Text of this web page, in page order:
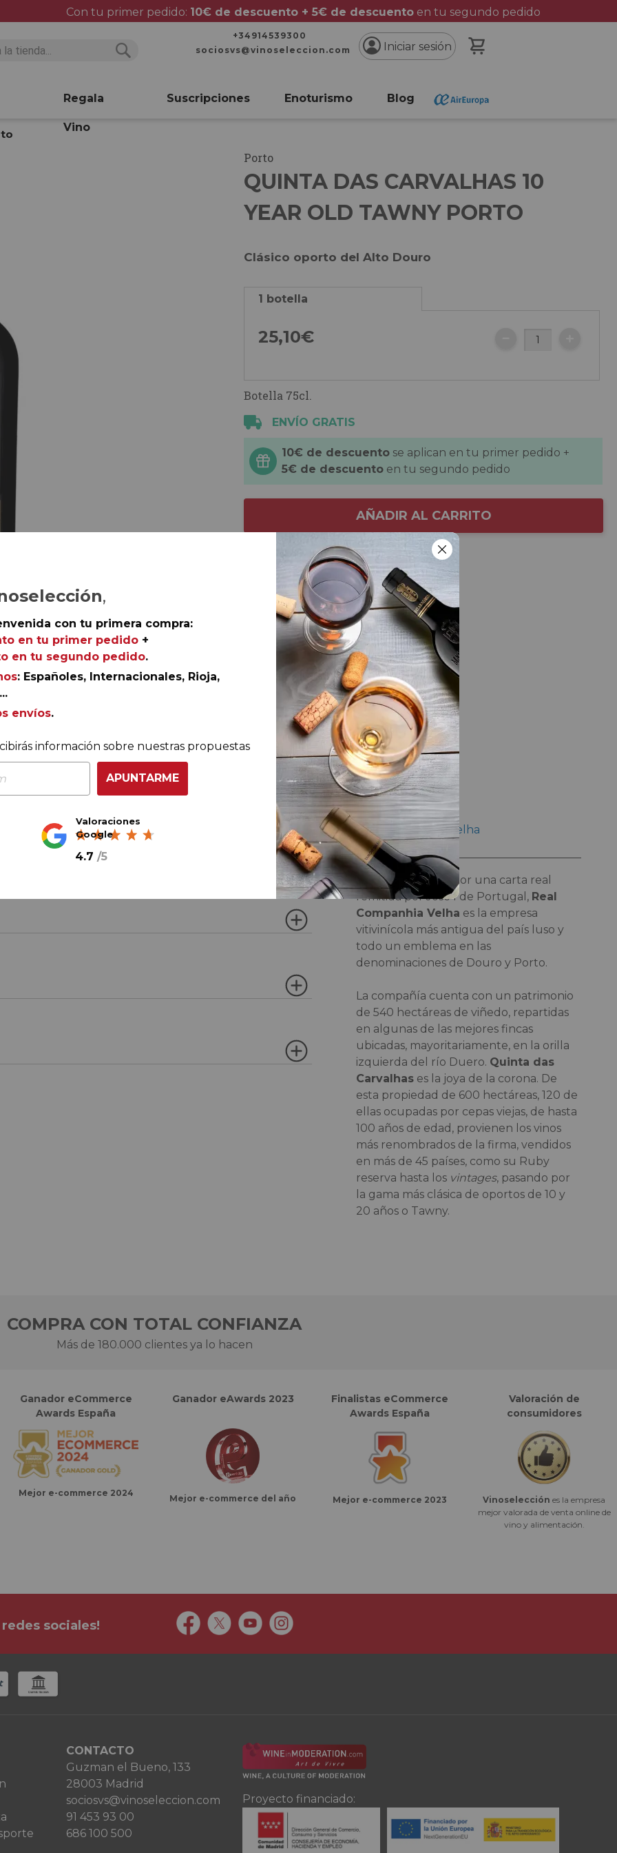
Con tu primer pedido: 10€ de descuento + 5€ de descuentoen tu segundo pedido
+34914539300
sociosvs@vinoseleccion.com
Iniciar sesión
Regala
Vino
Suscripciones Enoturismo Blog
Ref.
Porto
QUINTA DAS CARVALHAS 10
YEAR OLD TAWNY PORTO
Clásico oporto del Alto Douro
1 botella
25,10€
Botella 75cl.
ENVÍO GRATIS
10€ de descuento se aplican en tu primer pedido +
5€ de descuento en tu segundo pedido
AÑADIR AL CARRITO
parte de la línea clásica de vinos de la centenaria Real
de Portugal. Un magnífico oporto de la D.O.C. Douro
LA BODEGA
Bodega
Real Companhia Velha
Fundada en 1756 por una carta real
remitida por José I de Portugal, Real
Companhia Velha es la empresa
vitivinícola más antigua del país luso y
todo un emblema en las
denominaciones de Douro y Porto.
La compañía cuenta con un patrimonio
de 540 hectáreas de viñedo, repartidas
en algunas de las mejores fincas
ubicadas, mayoritariamente, en la orilla
izquierda del río Duero. Quinta das
Carvalhases la joya de la corona. De
esta propiedad de 600 hectáreas, 120 de
ellas ocupadas por cepas viejas, de hasta
100 años de edad, provienen los vinos
más renombrados de la firma, vendidos
en más de 45 países, como su Ruby
reserva hasta los vintages, pasando por
la gama más clásica de oportos de 10 y
20 años o Tawny.
COMPRA CON TOTAL CONFIANZA
Más de 180.000 clientes ya lo hacen
Ganador eCommerce
Awards España
Mejor e-commerce 2024
Ganador eAwards 2023
Mejor e-commerce del año
Finalistas eCommerce
Awards España
Mejor e-commerce 2023
Valoración de
consumidores
Vinoselección es la empresa
mejor valorada de venta online de
vino y alimentación.
sociales!
CONTACTO
Guzman el Bueno, 133
28003 Madrid
sociosvs@vinoseleccion.com
91 453 93 00
686 100 500
Proyecto financiado:
,
con tu primera compra:
en tu primer pedido+
en tu segundo pedido.
: Españoles, Internacionales, Rioja,
envíos.
información sobre nuestras propuestas
APUNTARME
Valoraciones
Google
4.7 /5